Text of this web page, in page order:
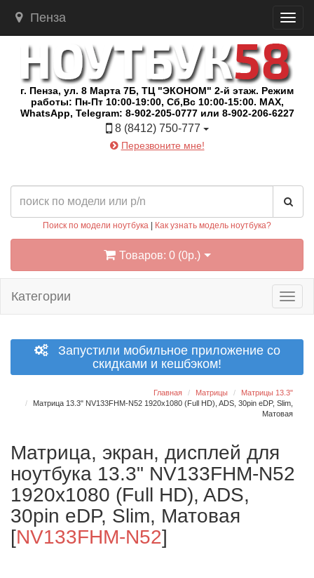
Пенза
г. Пенза, ул. 8 Марта 7Б, ТЦ "ЭКОНОМ" 2-й этаж. Режим
работы: Пн-Пт 10:00-19:00, Сб,Вс 10:00-15:00. MAX,
WhatsApp, Telegram: 8-902-205-0777 или 8-902-206-6227
8 (8412) 750-777
Перезвоните мне!
Поиск по модели ноутбука Как узнать модель ноутбука?
Товаров: 0 (0р.)
Категории
Запустили мобильное приложение со
скидками и кешбэком!
Главная Матрицы
Матрицы 13.3"
Матрица 13.3" NV133FHM-N52 1920x1080 (Full HD), ADS, 30pin eDP, Slim,
Матовая
Матрица, экран, дисплей для
ноутбука 13.3" NV133FHM-N52
1920x1080 (Full HD), ADS,
30pin eDP, Slim, Матовая
[NV133FHM-N52]